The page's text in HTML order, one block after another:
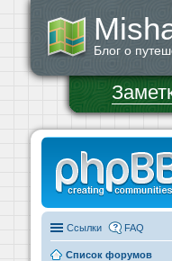
Блог о
Ссылки FAQ
Список форумов